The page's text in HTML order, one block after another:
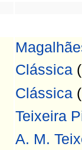
Clássica (
Clássica (
Teixeira
A. M.